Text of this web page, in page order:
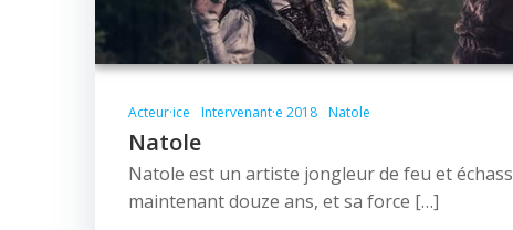
Acteur·ice Intervenant·e 2018 Natole
Natole
Natole est un artiste jongleur de feu et
maintenant douze ans, et sa force […]